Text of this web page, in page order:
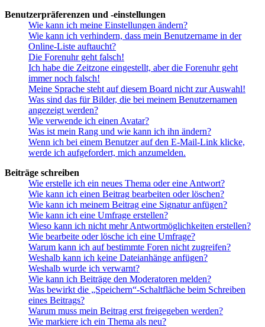
Benutzerpräferenzen und -einstellungen
Wie kann ich meine Einstellungen ändern?
Wie kann ich verhindern, dass mein Benutzername in der
Online-Liste auftaucht?
Die Forenuhr geht falsch!
Ich habe die Zeitzone eingestellt, aber die Forenuhr geht
immer noch falsch!
Meine Sprache steht auf diesem Board nicht zur Auswahl!
Was sind das für Bilder, die bei meinem Benutzernamen
angezeigt werden?
Wie verwende ich einen Avatar?
Was ist mein Rang und wie kann ich ihn ändern?
Wenn ich bei einem Benutzer auf den E-Mail-Link klicke,
werde ich aufgefordert, mich anzumelden.
Beiträge schreiben
Wie erstelle ich ein neues Thema oder eine Antwort?
Wie kann ich einen Beitrag bearbeiten oder löschen?
Wie kann ich meinem Beitrag eine Signatur anfügen?
Wie kann ich eine Umfrage erstellen?
Wieso kann ich nicht mehr Antwortmöglichkeiten erstellen?
Wie bearbeite oder lösche ich eine Umfrage?
Warum kann ich auf bestimmte Foren nicht zugreifen?
Weshalb kann ich keine Dateianhänge anfügen?
Weshalb wurde ich verwarnt?
Wie kann ich Beiträge den Moderatoren melden?
Was bewirkt die „Speichern“-Schaltfläche beim Schreiben
eines Beitrags?
Warum muss mein Beitrag erst freigegeben werden?
Wie markiere ich ein Thema als neu?